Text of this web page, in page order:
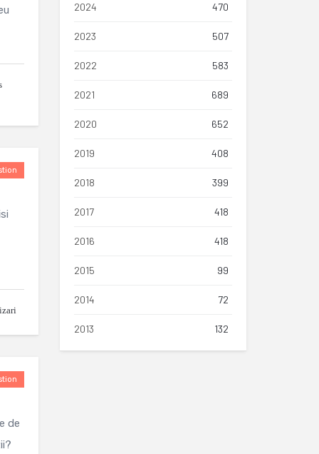
de
2024 470
2023 507
2022 583
2021 689
2020 652
2019 408
2018 399
2017 418
2016 418
2015 99
2014 72
2013 132